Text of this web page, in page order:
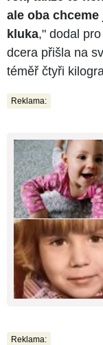
ale oba
kluka," dodal
dcera přišla na
téměř čtyři
Reklama:
Reklama: